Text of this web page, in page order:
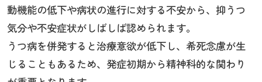
動機能の低下や病状の進行に対する不安から、抑うつ
気分や不安症状がしばしば認められます。
うつ病を併発すると治療意欲が低下し、希死念慮が生
じることもあるため、発症初期から精神科的な関わり